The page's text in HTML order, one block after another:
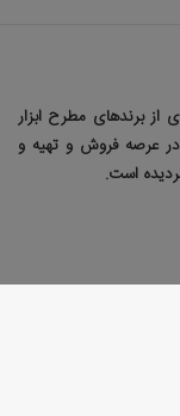
از برندهای مطرح ابزار
عرصه فروش و تهیه و
است.